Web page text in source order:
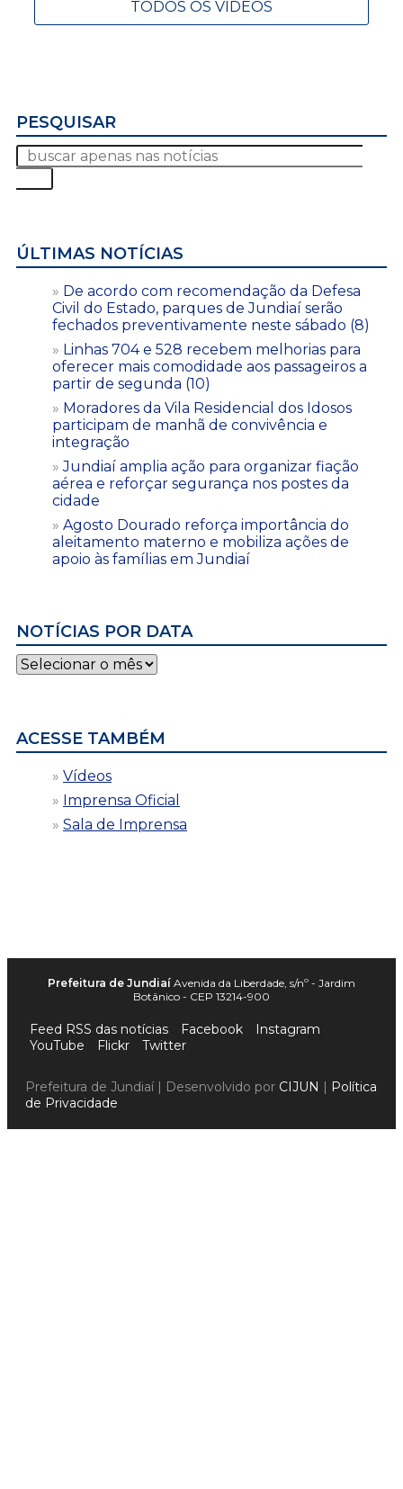
TODOS OS VÍDEOS
PESQUISAR
ÚLTIMAS NOTÍCIAS
De acordo com recomendação da Defesa
Civil do Estado, parques de Jundiaí serão
fechados preventivamente neste sábado (8)
Linhas 704 e 528 recebem melhorias para
oferecer mais comodidade aos passageiros a
partir de segunda (10)
Moradores da Vila Residencial dos Idosos
participam de manhã de convivência e
integração
Jundiaí amplia ação para organizar fiação
aérea e reforçar segurança nos postes da
cidade
Agosto Dourado reforça importância do
aleitamento materno e mobiliza ações de
apoio às famílias em Jundiaí
NOTÍCIAS POR DATA
Notícias
por
ACESSE TAMBÉM
Vídeos
Imprensa Oficial
Sala de Imprensa
Prefeitura de Jundiaí Avenida da Liberdade, s/nº - Jardim
Botânico - CEP 13214-900
Feed RSS das notícias Facebook
Instagram
YouTube
Flickr Twitter
Prefeitura de Jundiaí | Desenvolvido por CIJUN | Política
de Privacidade